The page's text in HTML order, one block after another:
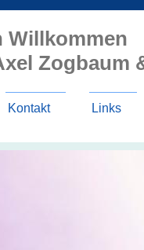
Willkommen
Zogbaum
Kontakt Links